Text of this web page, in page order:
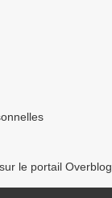
le portail Overblog